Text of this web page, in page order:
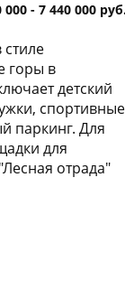
000 - 7 440 000
горы в
детский
спортивные
паркинг. Для
для
отрада"